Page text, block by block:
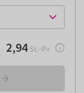
€ 2,94pro Stück
2,94 St.-Pr.